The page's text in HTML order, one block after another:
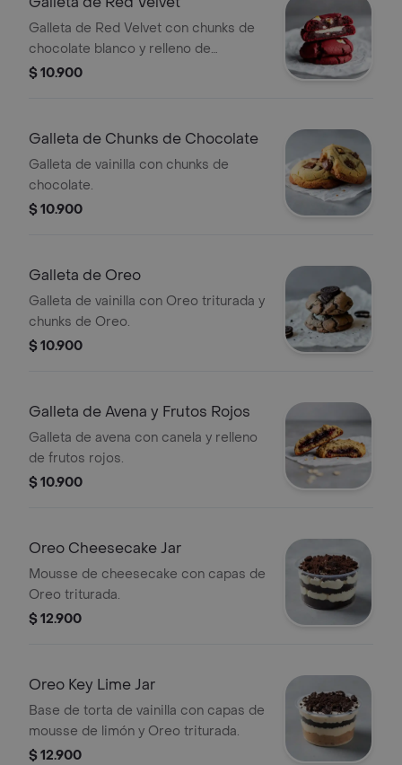
Galleta de Red Velvet con chunks de
chocolate blanco y relleno de
Cheesecake.
$ 10.900
Galleta de Chunks de Chocolate
Galleta de vainilla con chunks de
chocolate.
$ 10.900
Galleta de Oreo
Galleta de vainilla con Oreo triturada y
chunks de Oreo.
$ 10.900
Galleta de Avena y Frutos Rojos
Galleta de avena con canela y relleno
de frutos rojos.
$ 10.900
Oreo Cheesecake Jar
Mousse de cheesecake con capas de
Oreo triturada.
$ 12.900
Oreo Key Lime Jar
Base de torta de vainilla con capas de
mousse de limón y Oreo triturada.
$ 12.900